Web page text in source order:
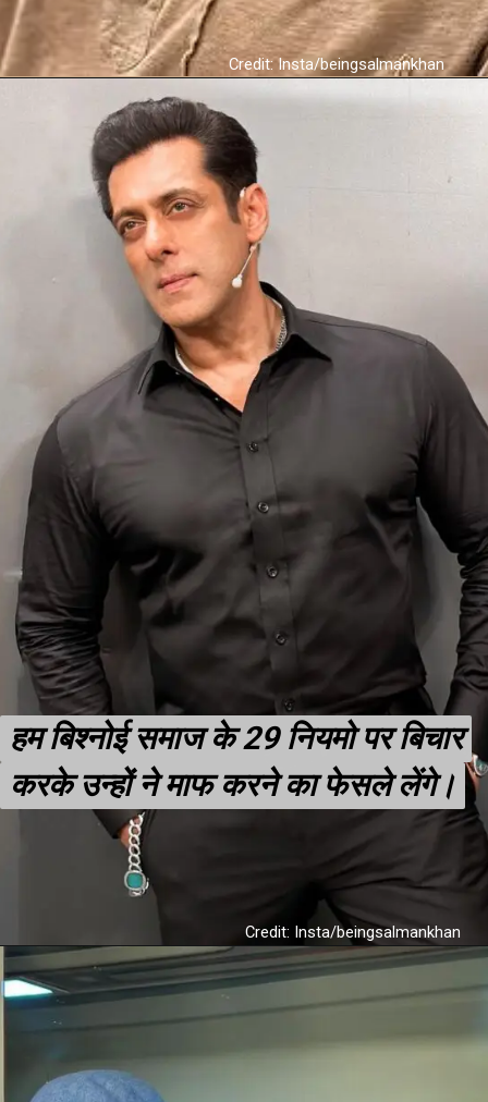
Credit: Insta/beingsalmankhan
हम बिश्नोई समाज के 29 नियमो पर बिचार
करके उन्हों ने माफ करने का फेसले लेंगे।
हम बिश्नोई समाज के 29 नियमो पर बिचार
करके उन्हों ने माफ करने का फेसले लेंगे।
Credit: Insta/beingsalmankhan